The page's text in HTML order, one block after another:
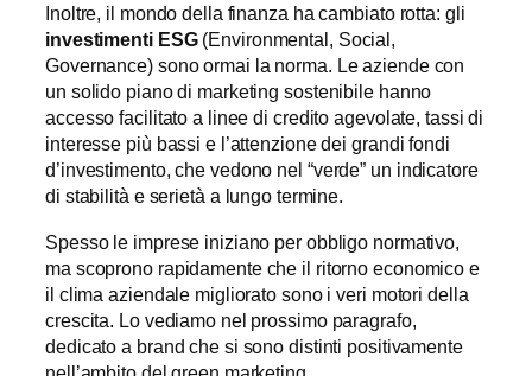
Inoltre, il mondo della finanza ha cambiato rotta: gli
investimenti ESG(Environmental, Social,
Governance) sono ormai la norma. Le aziende con
un solido piano di marketing sostenibile hanno
accesso facilitato a linee di credito agevolate, tassi di
interesse più bassi e l’attenzione dei grandi fondi
d’investimento, che vedono nel “verde” un indicatore
di stabilità e serietà a lungo termine.
Spesso le imprese iniziano per obbligo normativo,
ma scoprono rapidamente che il ritorno economico e
il clima aziendale migliorato sono i veri motori della
crescita. Lo vediamo nel prossimo paragrafo,
dedicato a brand che si sono distinti positivamente